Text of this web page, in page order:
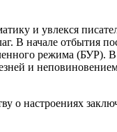
и увлекся
начале отбытия
режима (БУР).
и
о настроениях